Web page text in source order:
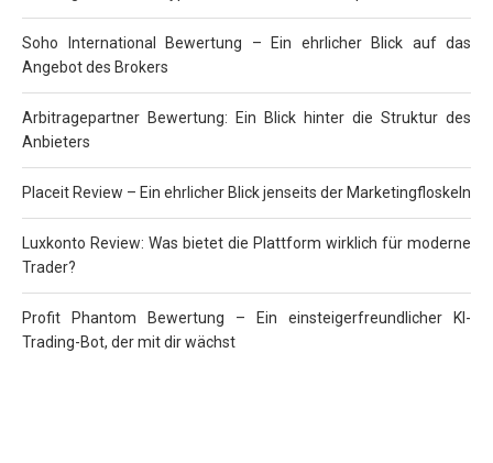
Soho International Bewertung – Ein ehrlicher Blick auf das
Angebot des Brokers
Arbitragepartner Bewertung: Ein Blick hinter die Struktur des
Anbieters
Placeit Review – Ein ehrlicher Blick jenseits der Marketingfloskeln
Luxkonto Review: Was bietet die Plattform wirklich für moderne
Trader?
Profit Phantom Bewertung – Ein einsteigerfreundlicher KI-
Trading-Bot, der mit dir wächst